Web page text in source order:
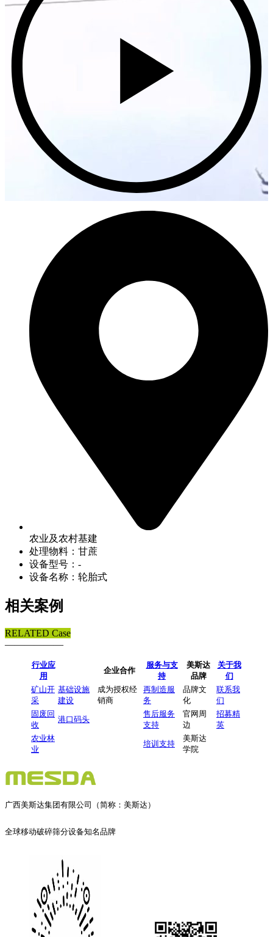
农业及农村基建
处理物料：甘蔗
设备型号：-
设备名称：轮胎式
相关案例
RELATED Case
——————
行业应
用
企业合作
服务与支
持
美斯达
品牌
关于我
们
矿山开
采
基础设施
建设
成为授权经
销商
再制造服
务
品牌文
化
联系我
们
固废回
收
港口码头
售后服务
支持
官网周
边
招募精
英
农业林
业
培训支持
美斯达
学院
广西美斯达集团有限公司（简称：美斯达）
全球移动破碎筛分设备知名品牌